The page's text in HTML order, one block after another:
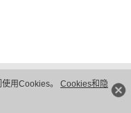
用Cookies。 Cookies和隐
明